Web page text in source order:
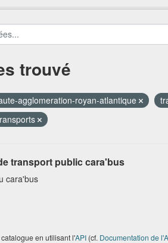
trouvé
agglomeration-royan-atlantique
transport public cara'bus
cara'bus
en utilisant l'API(cf. Documentation de